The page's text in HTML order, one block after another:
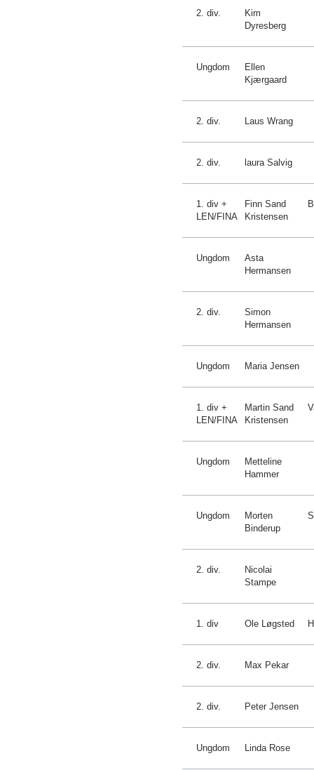
2. div.
Kim
Dyresberg
Ungdom
Ellen
Kjærgaard
2. div. Laus Wrang
2. div. laura Salvig
1. div +
LEN/FINA
Finn Sand
Kristensen
Ungdom
Asta
Hermansen
2. div.
Simon
Hermansen
Ungdom Maria Jensen
1. div +
LEN/FINA
Martin Sand
Kristensen
Ungdom
Metteline
Hammer
Ungdom
Morten
Binderup
2. div.
Nicolai
Stampe
1. div Ole Løgsted
2. div. Max Pekar
2. div. Peter Jensen
Ungdom Linda Rose